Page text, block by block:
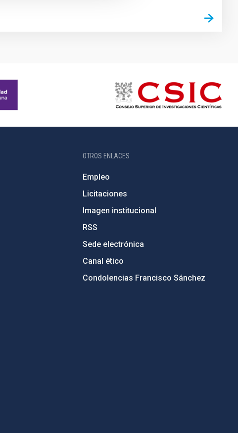
OTROS ENLACES
Empleo
Licitaciones
Imagen institucional
RSS
Sede electrónica
Canal ético
Condolencias Francisco Sánchez